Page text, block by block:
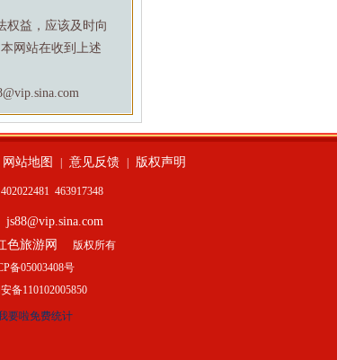
权益，应该及时向
网站在收到上述
网站地图 意见反馈 版权声明
463917348
js88@vip.sina.com
色旅游网
版权所有
备05003408号
备110102005850